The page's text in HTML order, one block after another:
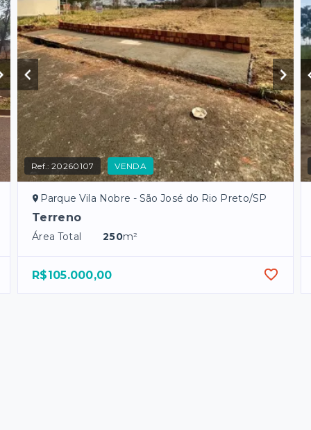
Ref.:20260107 VENDA
Parque Vila Nobre - São José do Rio Preto/SP
Terreno
Área Total 250m²
R$105.000,00